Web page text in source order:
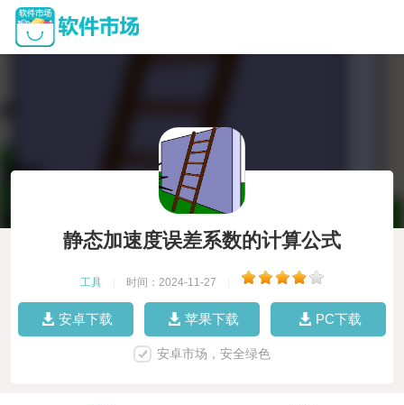
静态加速度误差系数的计算公式
工具 时间：2024-11-27
安卓下载 苹果下载 PC下载
安卓市场，安全绿色